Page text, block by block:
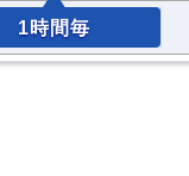
1時間毎